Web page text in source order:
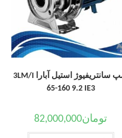
پمپ سانتریفیوژ استیل آبارا 3LM/I
65-160 9.2 IE3
تومان82,000,000